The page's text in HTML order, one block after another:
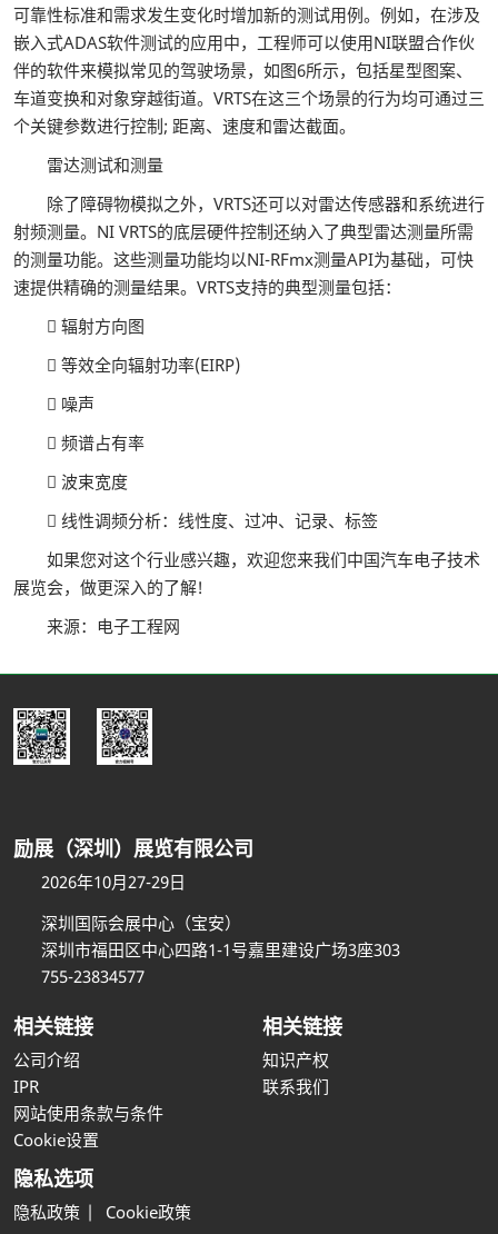
可靠性标准和需求发生变化时增加新的测试用例。例如，在涉及
嵌入式ADAS软件测试的应用中，工程师可以使用NI联盟合作伙
伴的软件来模拟常见的驾驶场景，如图6所示，包括星型图案、
车道变换和对象穿越街道。VRTS在这三个场景的行为均可通过三
个关键参数进行控制; 距离、速度和雷达截面。
雷达测试和测量
除了障碍物模拟之外，VRTS还可以对雷达传感器和系统进行
射频测量。NI VRTS的底层硬件控制还纳入了典型雷达测量所需
的测量功能。这些测量功能均以NI-RFmx测量API为基础，可快
速提供精确的测量结果。VRTS支持的典型测量包括：
 辐射方向图
 等效全向辐射功率(EIRP)
 噪声
 频谱占有率
 波束宽度
 线性调频分析：线性度、过冲、记录、标签
如果您对这个行业感兴趣，欢迎您来我们中国汽车电子技术
展览会，做更深入的了解!
来源：电子工程网
励展（深圳）展览有限公司
2026年10月27-29日
深圳国际会展中心（宝安）
深圳市福田区中心四路1-1号嘉里建设广场3座303
755-23834577
相关链接
公司介绍
IPR
网站使用条款与条件
Cookie设置
相关链接
知识产权
联系我们
隐私选项
隐私政策 Cookie政策